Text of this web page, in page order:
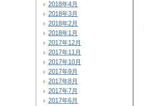
2018年4月
2018年3月
2018年2月
2018年1月
2017年12月
2017年11月
2017年10月
2017年9月
2017年8月
2017年7月
2017年6月